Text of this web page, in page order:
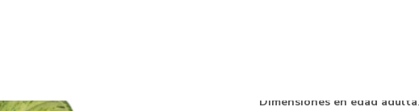
Dimensiones en edad adulta